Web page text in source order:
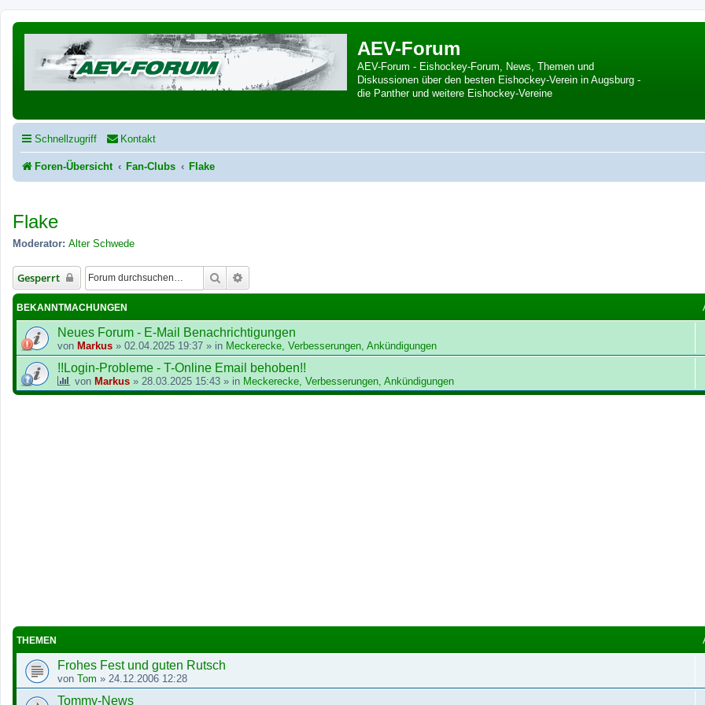
AEV-Forum
AEV-Forum - Eishockey-Forum, News, Themen und
Diskussionen über den besten Eishockey-Verein in Augsburg -
die Panther und weitere Eishockey-Vereine
Schnellzugriff Kontakt
Foren-Übersicht Fan-Clubs Flake
Flake
Moderator: Alter Schwede
Gesperrt Suche
BEKANNTMACHUNGEN
Neues Forum - E-Mail Benachrichtigungen
von Markus » 02.04.2025 19:37 » in Meckerecke, Verbesserungen, Ankündigungen
!!Login-Probleme - T-Online Email behoben!!
von Markus » 28.03.2025 15:43 » in Meckerecke, Verbesserungen, Ankündigungen
THEMEN
Frohes Fest und guten Rutsch
von Tom » 24.12.2006 12:28
Tommy-News